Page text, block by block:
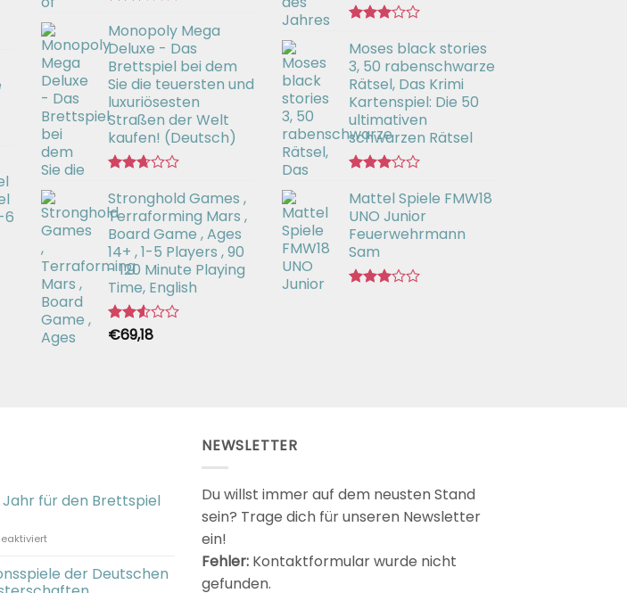
6
mit
2.66
von 5
Monopoly Mega
Deluxe - Das
Brettspiel bei dem
Sie die teuersten und
luxuriösesten
Straßen der Welt
kaufen! (Deutsch)
mit
2.64
von 5
Stronghold Games ,
Terraforming Mars ,
Board Game , Ages
14+ , 1-5 Players , 90
- 120 Minute Playing
Time, English
Bewertet
€69,18
mit
3.02
von 5
Moses black stories
3, 50 rabenschwarze
Rätsel, Das Krimi
Kartenspiel: Die 50
ultimativen
schwarzen Rätsel
mit
3.00
von 5
Mattel Spiele FMW18
UNO Junior
Feuerwehrmann
Sam
Jahr für den Brettspiel
für
–
Dasder Deutschen
NEWSLETTER
Du willst immer auf dem neusten Stand
sein? Trage dich für unseren Newsletter
ein!
Fehler: Kontaktformular wurde nicht
gefunden.